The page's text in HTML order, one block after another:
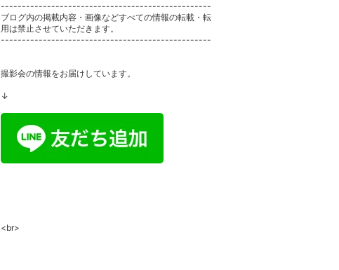
--------------------------------------------------
ブログ内の掲載内容・画像などすべての情報の転載・転
用は禁止させていただきます。
--------------------------------------------------
撮影会の情報をお届けしています。
↓
<br>